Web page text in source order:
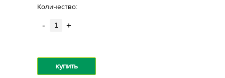
Количество:
- +
купить